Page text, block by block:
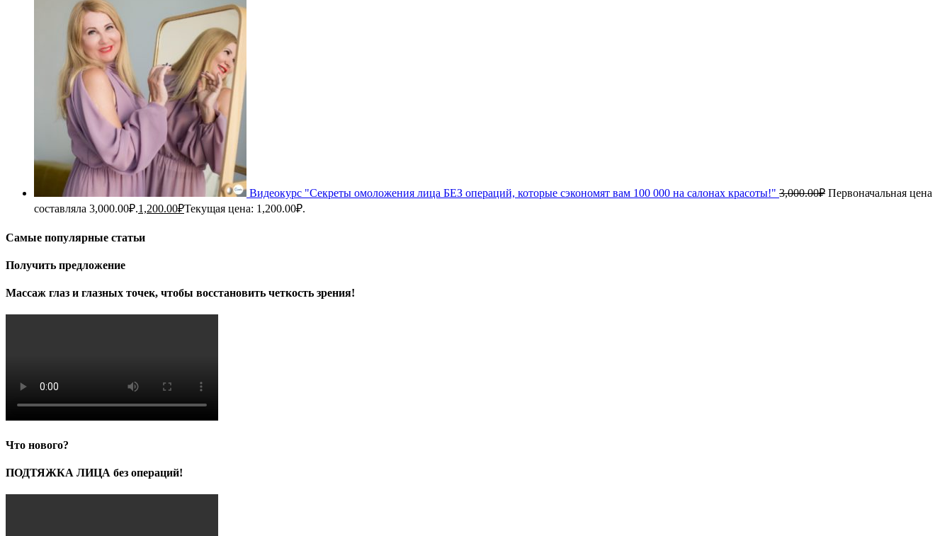
Видеокурс "Секреты омоложения лица БЕЗ операций, которые сэкономят вам 100 000 на салонах красоты!" 3,000.00₽ Первоначальная цена
составляла 3,000.00₽.1,200.00₽Текущая цена: 1,200.00₽.
Самые популярные статьи
Получить предложение
Массаж глаз и глазных точек, чтобы восстановить четкость зрения!
Что нового?
ПОДТЯЖКА ЛИЦА без операций!